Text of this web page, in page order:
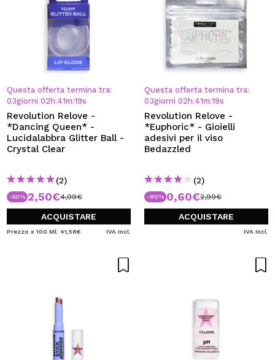
Questa offerta termina tra:
03giorni 02 h:41m:19s
Revolution Relove -
*Dancing Queen* -
Lucidalabbra Glitter Ball -
Crystal Clear
(2)
-50% 2,50€4,99€
ACQUISTARE
Prezzo x 100 Ml: 41,58€ IVA Incl.
Questa offerta termina tra:
03giorni 02 h:41m:19s
Revolution Relove -
*Euphoric* - Gioielli
adesivi per il viso
Bedazzled
(2)
-80% 0,60€2,99€
ACQUISTARE
IVA Incl.